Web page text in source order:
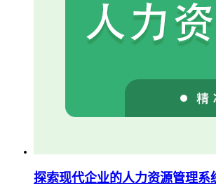
探索现代企业的人力资源管理系